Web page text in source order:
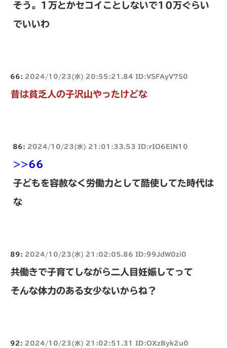
そう。1万とかセコイことしないで10万ぐらい
でいいわ
66: 2024/10/23(水) 20:55:21.84 ID:VSFAyV7S0
昔は貧乏人の子沢山やったけどな
86: 2024/10/23(水) 21:01:33.53 ID:rIO6ElN10
>>66
子どもを容赦なく労働力として酷使してた時代は
な
89: 2024/10/23(水) 21:02:05.86 ID:99JdW0zi0
共働きで子育てしながら二人目妊娠してって
そんな体力のある女少ないからね？
92: 2024/10/23(水) 21:02:51.31 ID:OXzByk2u0